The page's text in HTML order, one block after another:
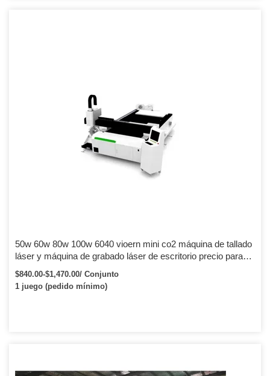
50w 60w 80w 100w 6040 vioern mini co2 máquina de tallado
láser y máquina de grabado láser de escritorio precio para
madera metal no metal
$840.00-$1,470.00/ Conjunto
1 juego (pedido mínimo)